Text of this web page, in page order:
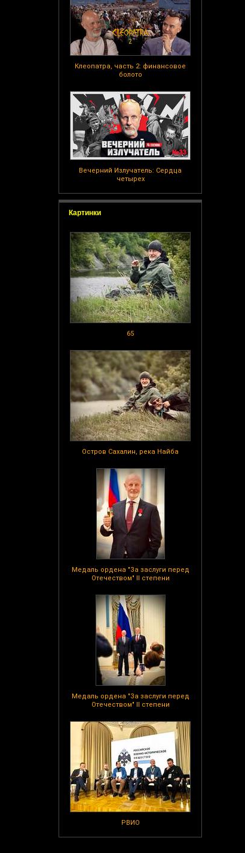
Клеопатра, часть 2: финансовое
болото
Вечерний Излучатель: Сердца
четырех
Картинки
65
Остров Сахалин, река Найба
Медаль ордена "За заслуги перед
Отечеством" II степени
Медаль ордена "За заслуги перед
Отечеством" II степени
РВИО